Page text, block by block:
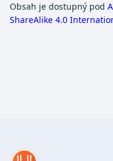
Obsah je dostupný pod
ShareAlike 4.0